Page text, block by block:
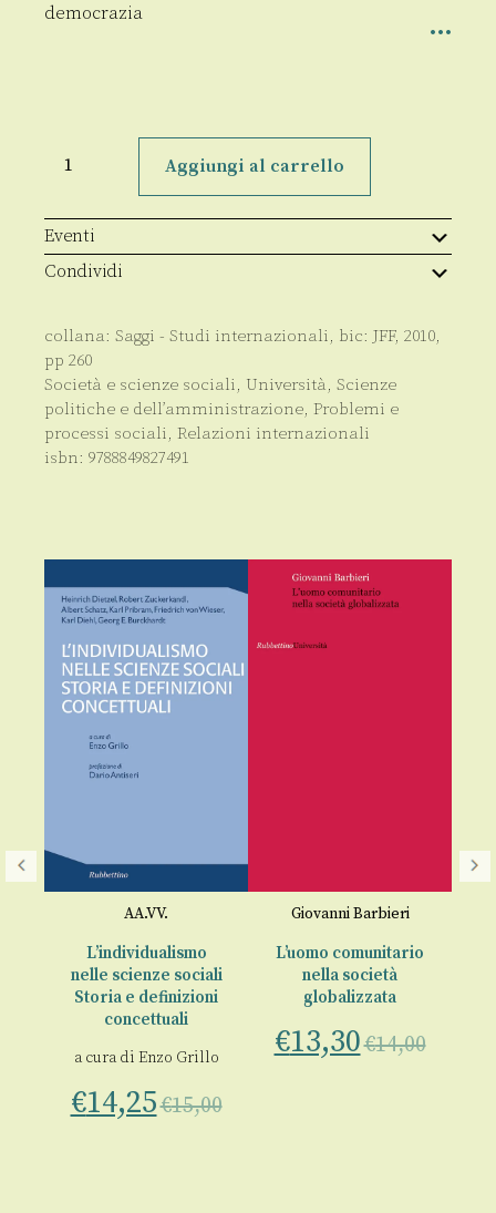
democrazia
Stato
Aggiungi al carrello
Eventi
Condividi
collana: Saggi - Studi internazionali, bic: JFF, 2010,
pp 260
Società e scienze sociali, Università, Scienze
politiche e dell’amministrazione, Problemi e
processi sociali, Relazioni internazionali
isbn: 9788849827491
AA.VV.
L’individualismo
nelle scienze sociali
Storia e definizioni
concettuali
a cura di Enzo Grillo
€14,25€15,00
Giovanni Barbieri
L’uomo comunitario
nella società
globalizzata
€13,30€14,00